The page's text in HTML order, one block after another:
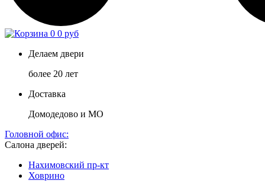
0 0 руб
Делаем двери
более 20 лет
Доставка
Домодедово и МО
Головной офис:
Салона дверей:
Нахимовский пр-кт
Ховрино